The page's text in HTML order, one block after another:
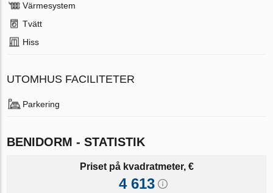
Värmesystem
Tvätt
Hiss
UTOMHUS FACILITETER
Parkering
BENIDORM - STATISTIK
Priset på kvadratmeter, €
4 613